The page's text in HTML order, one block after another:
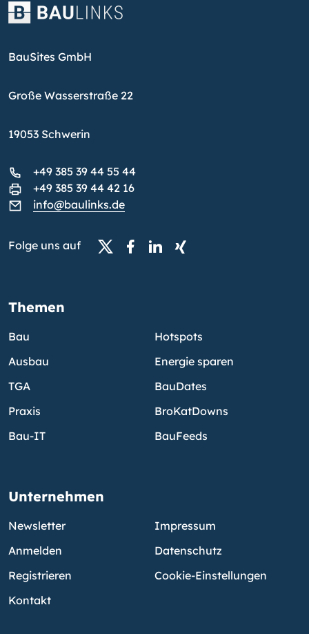
BauSites GmbH
Große Wasserstraße 22
19053 Schwerin
+49 385 39 44 55 44
+49 385 39 44 42 16
info@baulinks.de
Folge uns auf
Themen
Bau
Ausbau
TGA
Praxis
Bau-IT
Hotspots
Energie sparen
BauDates
BroKatDowns
BauFeeds
Unternehmen
Newsletter
Anmelden
Registrieren
Kontakt
Impressum
Datenschutz
Cookie-Einstellungen